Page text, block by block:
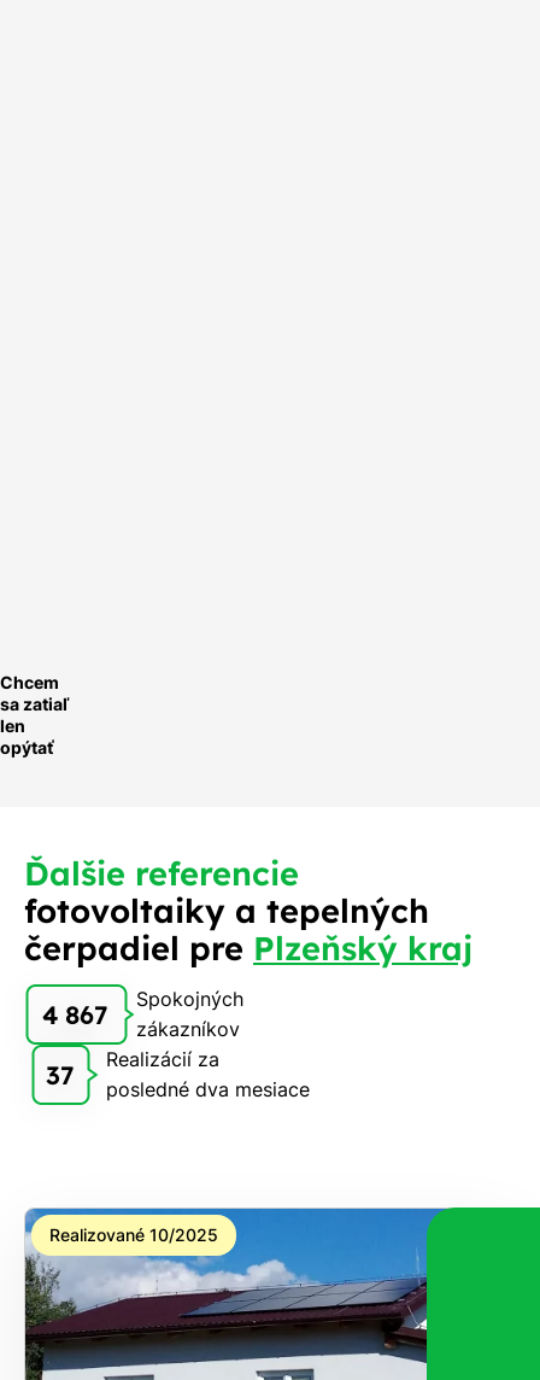
Chcem
sa zatiaľ
len
opýtať
Ďalšie referencie
fotovoltaiky a tepelných
čerpadiel pre Plzeňský kraj
4 867
Spokojných
zákazníkov
37
Realizácií za
posledné dva mesiace
Realizované 10/2025